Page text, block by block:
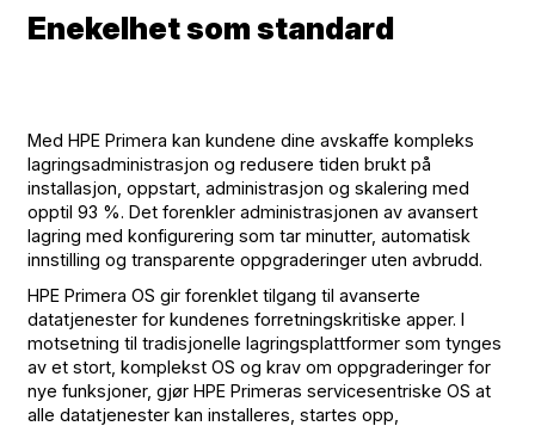
Enekelhet som standard
Med HPE Primera kan kundene dine avskaffe kompleks
lagringsadministrasjon og redusere tiden brukt på
installasjon, oppstart, administrasjon og skalering med
opptil 93 %. Det forenkler administrasjonen av avansert
lagring med konfigurering som tar minutter, automatisk
innstilling og transparente oppgraderinger uten avbrudd.
HPE Primera OS gir forenklet tilgang til avanserte
datatjenester for kundenes forretningskritiske apper. I
motsetning til tradisjonelle lagringsplattformer som tynges
av et stort, komplekst OS og krav om oppgraderinger for
nye funksjoner, gjør HPE Primeras servicesentriske OS at
alle datatjenester kan installeres, startes opp,